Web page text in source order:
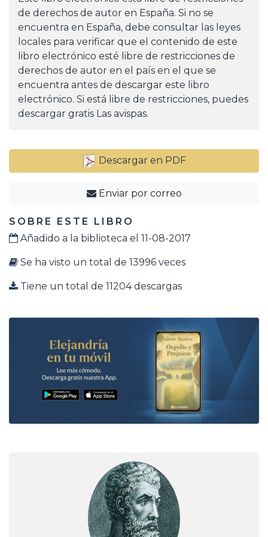
de derechos de autor en España. Si no se
encuentra en España, debe consultar las leyes
locales para verificar que el contenido de este
libro electrónico esté libre de restricciones de
derechos de autor en el país en el que se
encuentra antes de descargar este libro
electrónico. Si está libre de restricciones, puedes
descargar gratis Las avispas.
Descargar en PDF
Enviar por correo
SOBRE ESTE LIBRO
Añadido a la biblioteca el 11-08-2017
Se ha visto un total de 13996 veces
Tiene un total de 11204 descargas